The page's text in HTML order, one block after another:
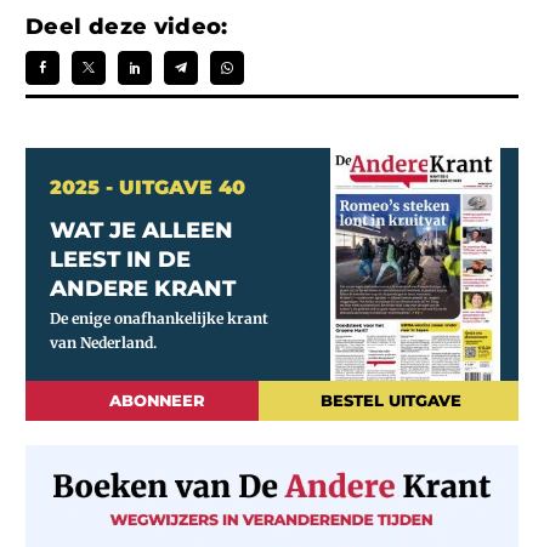
Deel deze video:
2025 - UITGAVE 40
WAT JE ALLEEN
LEEST IN DE
ANDERE KRANT
ABONNEER BESTEL UITGAVE